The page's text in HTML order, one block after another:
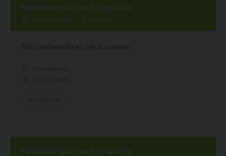
Vanhaistenpuiston koirapuisto
Vanhaistentie 4 - 6, Helsinki
Tällä palvelulla ei ole kuvausta.
Vanhaistenpuiston koirapuisto